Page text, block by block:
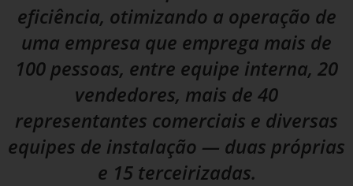
eficiência, otimizando a operação de
uma empresa que emprega mais de
100 pessoas, entre equipe interna, 20
vendedores, mais de 40
representantes comerciais e diversas
equipes de instalação — duas próprias
e 15 terceirizadas.